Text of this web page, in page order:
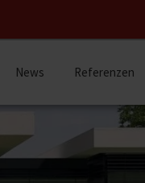
News Referenzen